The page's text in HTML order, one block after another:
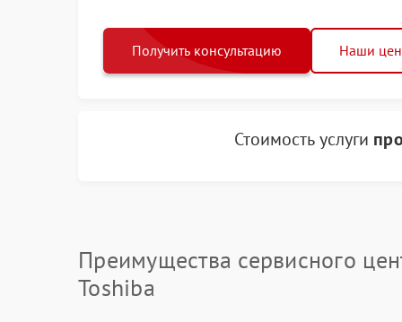
Получить консультацию Наши
Стоимость услуги
Преимущества сервисного
Toshiba